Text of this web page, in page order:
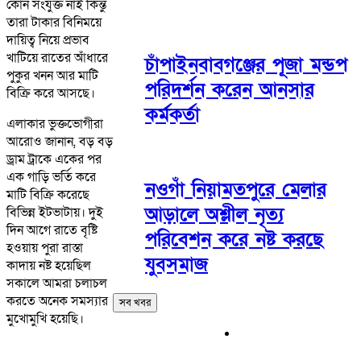
কোন সংযুক্ত নাই কিন্তু
তারা টাকার বিনিময়ে
দায়িত্ব নিয়ে প্রভাব
খাটিয়ে রাতের আঁধারে
পুকুর খনন আর মাটি
বিক্রি করে আসছে।
এলাকার ভুক্তভোগীরা
আরোও জানান, বড় বড়
ড্রাম ট্রাকে একের পর
এক গাড়ি ভর্তি করে
মাটি বিক্রি করেছে
বিভিন্ন ইটভাটায়। দুই
দিন আগে রাতে বৃষ্টি
হওয়ায় পুরা রাস্তা
কাদায় নষ্ট হয়েছিল
সকালে আমরা চলাচল
করতে অনেক সমস্যার
মুখোমুখি হয়েছি।
চাঁপাইনবাবগঞ্জের পূজা মন্ডপ
পরিদর্শন করেন আনসার
কর্মকর্তা
নওগাঁ নিয়ামতপুরে মেলার
আড়ালে অশ্লীল নৃত্য
পরিবেশন করে নষ্ট করছে
যুবসমাজ
সব খবর